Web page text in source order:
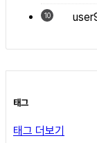
10
태그
태그 더보기